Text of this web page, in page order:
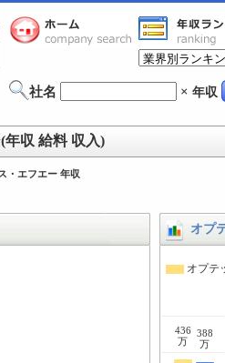
社名 × 年収
年収 給料 収入)
・エフエー 年収
オプ
オプテ
436
万
388
万